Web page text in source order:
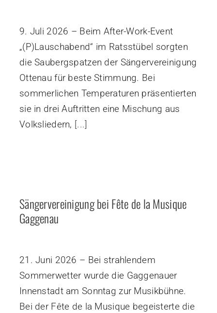
9. Juli 2026 – Beim After-Work-Event
„(P)Lauschabend“ im Ratsstübel sorgten
die Saubergspatzen der Sängervereinigung
Ottenau für beste Stimmung. Bei
sommerlichen Temperaturen präsentierten
sie in drei Auftritten eine Mischung aus
Volksliedern, [...]
Sängervereinigung bei Fête de la Musique
Gaggenau
21. Juni 2026 – Bei strahlendem
Sommerwetter wurde die Gaggenauer
Innenstadt am Sonntag zur Musikbühne.
Bei der Fête de la Musique begeisterte die